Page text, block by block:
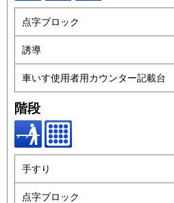
点字ブロック
誘導
車いす使用者用カウンター記載台
階段
手すり
点字ブロック